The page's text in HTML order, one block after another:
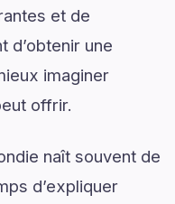
et de
d’obtenir une
imaginer
offrir.
naît souvent de
d’expliquer